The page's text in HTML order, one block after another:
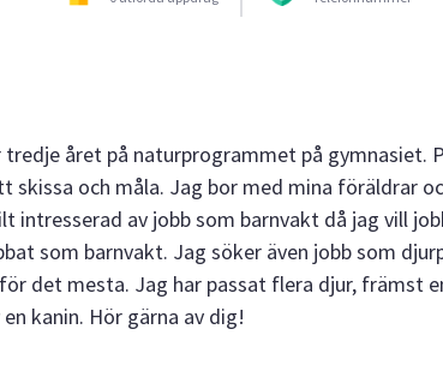
tredje året på naturprogrammet på gymnasiet.
skissa och måla. Jag bor med mina föräldrar
intresserad av jobb som barnvakt då jag vill
som barnvakt. Jag söker även jobb som
det mesta. Jag har passat flera djur, främst
kanin. Hör gärna av dig!